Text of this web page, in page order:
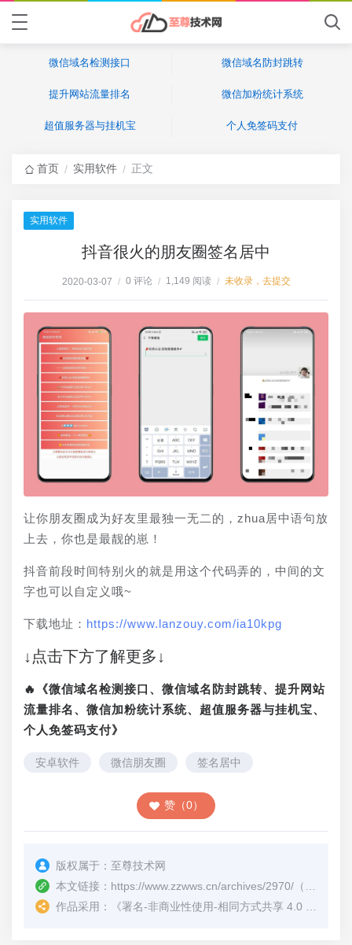
微信域名检测接口 微信域名防封跳转
提升网站流量排名 微信加粉统计系统
超值服务器与挂机宝 个人免签码支付
首页 / 实用软件 / 正文
实用软件
抖音很火的朋友圈签名居中
2020-03-07 / 0 评论 / 1,149 阅读 / 未收录，去提交
让你朋友圈成为好友里最独一无二的，zhua居中语句放
上去，你也是最靓的崽！
抖音前段时间特别火的就是用这个代码弄的，中间的文
字也可以自定义哦~
下载地址： https://www.lanzouy.com/ia10kpg
↓点击下方了解更多↓
🔥《微信域名检测接口、微信域名防封跳转、提升网站
流量排名、微信加粉统计系统、超值服务器与挂机宝、
个人免签码支付》
安卓软件 微信朋友圈 签名居中
赞（0）
版权属于： 至尊技术网
本文链接： https://www.zzwws.cn/archives/2970/ （转载时请注明本文出处及文章链接）
作品采用：
《署名-非商业性使用-相同方式共享 4.0 国际 (CC BY-NC-SA 4.0)